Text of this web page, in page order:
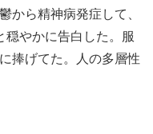
から精神病発症して、
穏やかに告白した。服
捧げてた。人の多層性